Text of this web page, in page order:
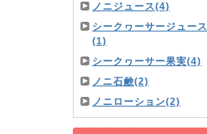
ノニジュース(4)
シークヮーサージュース
(1)
シークヮーサー果実(4)
ノニ石鹸(2)
ノニローション(2)